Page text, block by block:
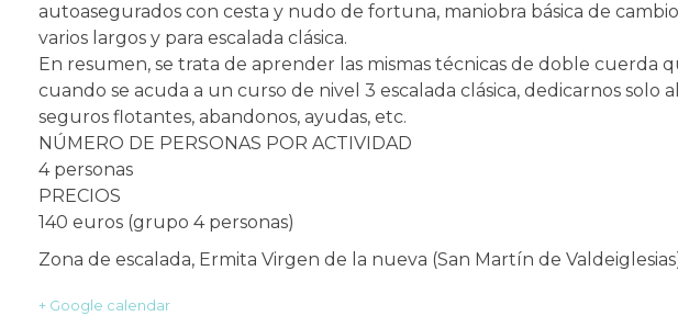
autoasegurados con cesta y nudo de fortuna, maniobra básica de
varios largos y para escalada clásica.
En resumen, se trata de aprender las mismas técnicas de doble cuerda
cuando se acuda a un curso de nivel 3 escalada clásica, dedicarnos
seguros flotantes, abandonos, ayudas, etc.
NÚMERO DE PERSONAS POR ACTIVIDAD
4 personas
PRECIOS
140 euros (grupo 4 personas)
Zona de escalada, Ermita Virgen de la nueva (San Martín de
+ Google calendar